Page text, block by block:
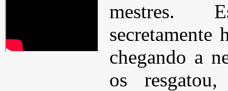
mestres.
secretamente
chegando a
os